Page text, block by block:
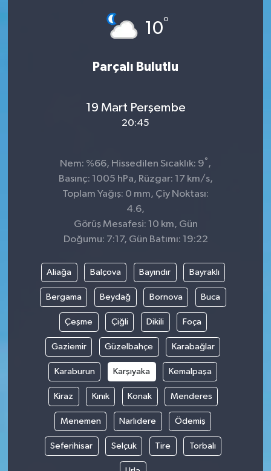
10°
Parçalı Bulutlu
19 Mart Perşembe
20:45
Nem: %66, Hissedilen Sıcaklık: 9° ,
Basınç: 1005 hPa, Rüzgar: 17 km/s,
Toplam Yağış: 0 mm, Çiy Noktası:
4.6,
Görüş Mesafesi: 10 km, Gün
Doğumu: 7:17, Gün Batımı: 19:22
Aliağa Balçova Bayındır Bayraklı
Bergama Beydağ Bornova Buca
Çeşme Çiğli Dikili Foça
Gaziemir Güzelbahçe Karabağlar
Karaburun Karşıyaka Kemalpaşa
Kiraz Kınık Konak Menderes
Menemen Narlıdere Ödemiş
Seferihisar Selçuk Tire Torbalı